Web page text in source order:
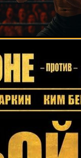
Крус Консепсьон
Эрнест Матин